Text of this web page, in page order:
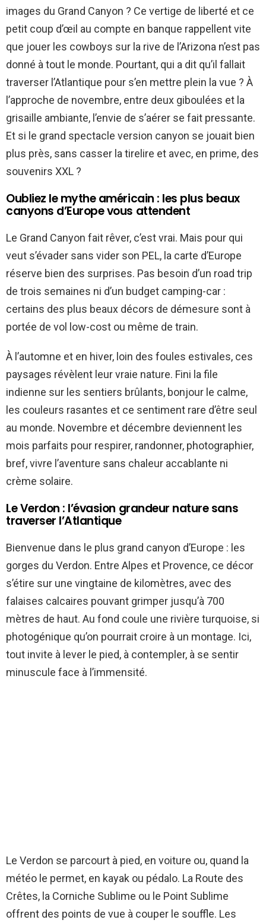
images du Grand Canyon ? Ce vertige de liberté et ce
petit coup d’œil au compte en banque rappellent vite
que jouer les cowboys sur la rive de l’Arizona n’est pas
donné à tout le monde. Pourtant, qui a dit qu’il fallait
traverser l’Atlantique pour s’en mettre plein la vue ? À
l’approche de novembre, entre deux giboulées et la
grisaille ambiante, l’envie de s’aérer se fait pressante.
Et si le grand spectacle version canyon se jouait bien
plus près, sans casser la tirelire et avec, en prime, des
souvenirs XXL ?
Oubliez le mythe américain : les plus beaux
canyons d’Europe vous attendent
Le Grand Canyon fait rêver, c’est vrai. Mais pour qui
veut s’évader sans vider son PEL, la carte d’Europe
réserve bien des surprises. Pas besoin d’un road trip
de trois semaines ni d’un budget camping-car :
certains des plus beaux décors de démesure sont à
portée de vol low-cost ou même de train.
À l’automne et en hiver, loin des foules estivales, ces
paysages révèlent leur vraie nature. Fini la file
indienne sur les sentiers brûlants, bonjour le calme,
les couleurs rasantes et ce sentiment rare d’être seul
au monde. Novembre et décembre deviennent les
mois parfaits pour respirer, randonner, photographier,
bref, vivre l’aventure sans chaleur accablante ni
crème solaire.
Le Verdon : l’évasion grandeur nature sans
traverser l’Atlantique
Bienvenue dans le plus grand canyon d’Europe : les
gorges du Verdon. Entre Alpes et Provence, ce décor
s’étire sur une vingtaine de kilomètres, avec des
falaises calcaires pouvant grimper jusqu’à 700
mètres de haut. Au fond coule une rivière turquoise, si
photogénique qu’on pourrait croire à un montage. Ici,
tout invite à lever le pied, à contempler, à se sentir
minuscule face à l’immensité.
Le Verdon se parcourt à pied, en voiture ou, quand la
météo le permet, en kayak ou pédalo. La Route des
Crêtes, la Corniche Sublime ou le Point Sublime
offrent des points de vue à couper le souffle. Les